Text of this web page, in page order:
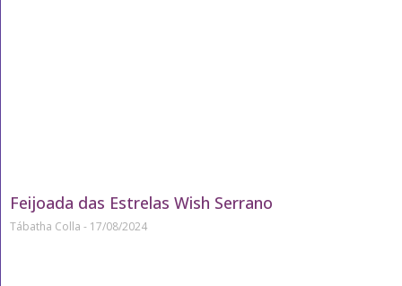
Feijoada das Estrelas Wish Serrano
Tábatha Colla 17/08/2024